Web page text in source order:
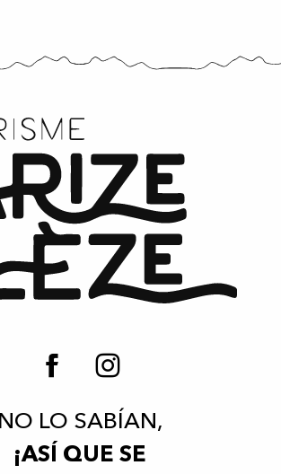
NO LO SABÍAN,
¡ASÍ QUE SE